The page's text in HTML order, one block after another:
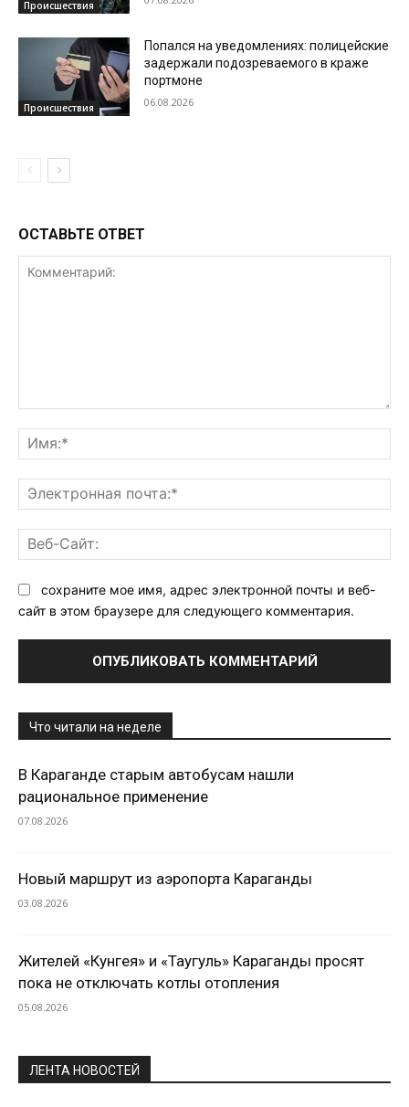
Происшествия
Происшествия
Попался на уведомлениях: полицейские
задержали подозреваемого в краже
портмоне
06.08.2026
ОСТАВЬТЕ ОТВЕТ
сохраните мое имя, адрес электронной почты и веб-
сайт в этом браузере для следующего комментария.
Что читали на неделе
В Караганде старым автобусам нашли
рациональное применение
07.08.2026
Новый маршрут из аэропорта Караганды
03.08.2026
Жителей «Кунгея» и «Таугуль» Караганды просят
пока не отключать котлы отопления
05.08.2026
ЛЕНТА НОВОСТЕЙ